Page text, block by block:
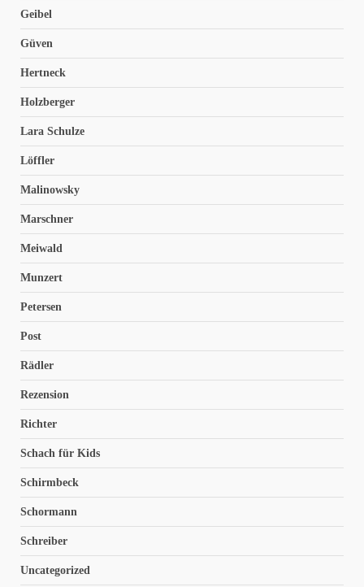
Geibel
Güven
Hertneck
Holzberger
Lara Schulze
Löffler
Malinowsky
Marschner
Meiwald
Munzert
Petersen
Post
Rädler
Rezension
Richter
Schach für Kids
Schirmbeck
Schormann
Schreiber
Uncategorized